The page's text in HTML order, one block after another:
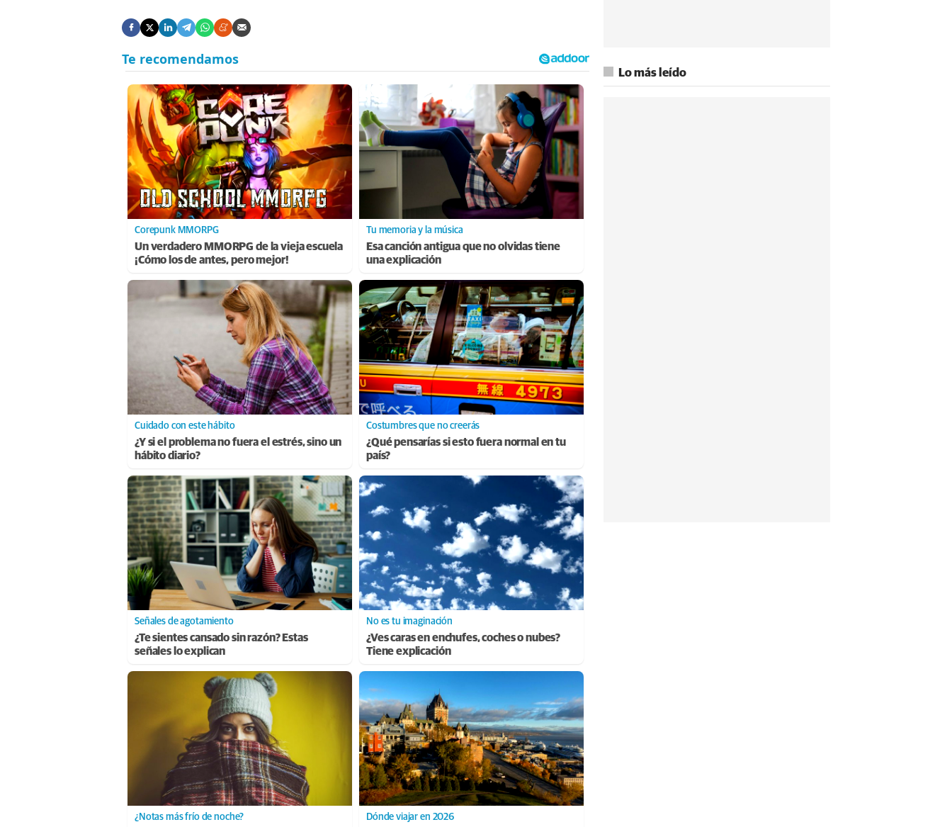
Corepunk MMORPG
Un verdadero MMORPG de la vieja escuela
¡Cómo los de antes, pero mejor!
Tu memoria y la música
Esa canción antigua que no olvidas tiene
una explicación
Cuidado con este hábito
¿Y si el problema no fuera el estrés, sino un
hábito diario?
Costumbres que no creerás
¿Qué pensarías si esto fuera normal en tu
país?
Señales de agotamiento
¿Te sientes cansado sin razón? Estas
señales lo explican
No es tu imaginación
¿Ves caras en enchufes, coches o nubes?
Tiene explicación
¿Notas más frío de noche? Dónde viajar en 2026
Lo más leído